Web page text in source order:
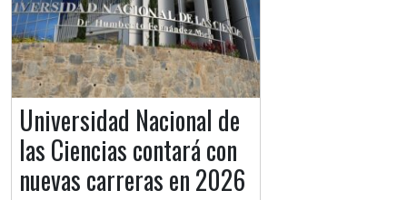
Universidad Nacional de
las Ciencias contará con
nuevas carreras en 2026